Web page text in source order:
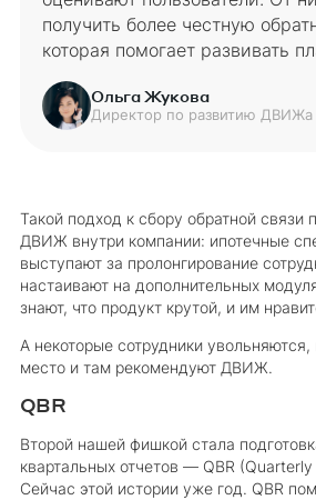
получить более честную
которая помогает развивать
Ольга Жукова
Директор по развитию ДВИЖа
Такой подход к сбору обратной связи
ДВИЖ внутри компании: ипотечные
выступают за пролонгирование
настаивают на дополнительных
знают, что продукт крутой, и им
А некоторые сотрудники
место и там рекомендуют ДВИЖ.
QBR
Второй нашей фишкой стала
квартальных отчетов — QBR
Сейчас этой истории уже год. QBR